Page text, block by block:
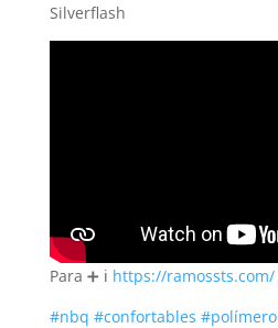
Silverflash
Para ➕ ℹ️ https://ramossts.com/
#nbq #confortables #polímero